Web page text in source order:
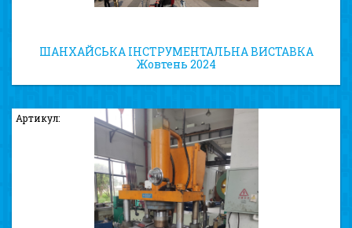
ШАНХАЙСЬКА ІНСТРУМЕНТАЛЬНА ВИСТАВКА
Жовтень 2024
Артикул: